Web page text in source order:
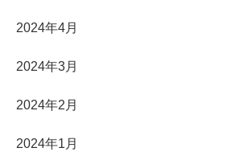
2024年4月
2024年3月
2024年2月
2024年1月